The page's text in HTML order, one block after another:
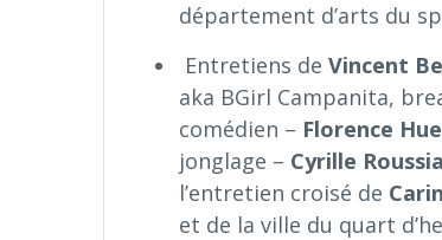
département d’arts du
Entretiens deVincent
aka BGirl Campanita,
comédien – Florence
jonglage – Cyrille
l’entretien croisé de
et de la ville du quart